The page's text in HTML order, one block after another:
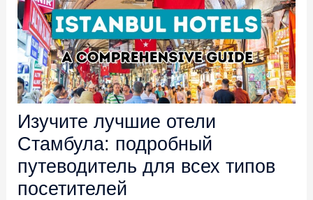
Изучите лучшие отели
Стамбула: подробный
путеводитель для всех типов
посетителей